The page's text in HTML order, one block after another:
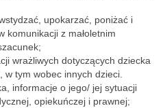
upokarzać, poniżać i
komunikacji z małoletnim
wrażliwych dotyczących dziecka
tym wobec innych dzieci.
informacje o jego/ jej sytuacji
opiekuńczej i prawnej;